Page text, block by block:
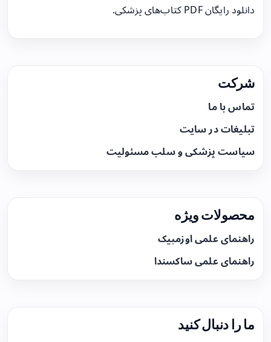
دانلود رایگان PDF کتاب‌های پزشکی.
شرکت
تماس با ما
تبلیغات در سایت
سیاست پزشکی و سلب مسئولیت
محصولات ویژه
راهنمای علمی اوزمپیک
راهنمای علمی ساکسندا
ما را دنبال کنید